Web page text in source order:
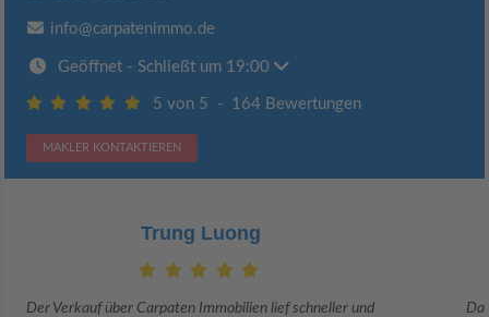
info@carpatenimmo.de
Geöffnet - Schließt um 19:00
5 von 5 - 164 Bewertungen
MAKLER KONTAKTIEREN
Claudia Bergrath
Danke an Carpaten Immobilien und besonders an Frau Adriana Sarca.